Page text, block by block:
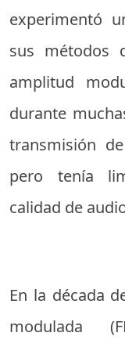
experimentó
sus métodos
amplitud
durante
transmisión
pero tenía
calidad de
En la década
modulada